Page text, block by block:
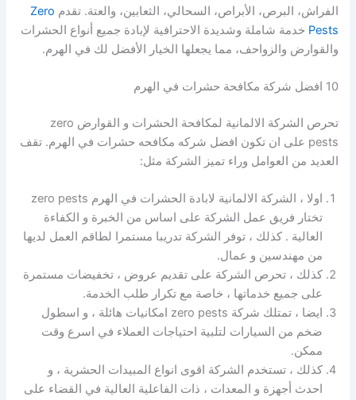
الفراش، البرص، الأبراص، السحالي، الثعابين، والعتة. تقدم Zero
Pests خدمة شاملة وشديدة الاحترافية لإبادة جميع أنواع الحشرات
والقوارض والزواحف، مما يجعلها الخيار الأفضل لك في الهرم.
10 افضل شركة مكافحة حشرات في الهرم
تحرص الشركة الالمانية لمكافحة الحشرات و القوارض zero
pests على ان تكون افضل شركه مكافحه حشرات في الهرم. تقف
العديد من العوامل وراء تميز الشركة مثل:
اولا ، الشركة الالمانية لابادة الحشرات في الهرم zero pests
تختار فريق عمل الشركة على اساس من الخبرة و الكفاءة
العالية . كذلك ، توفر الشركة تدريبا مستمرا لطاقم العمل لديها
من مهندسين و عمال.
كذلك ، تحرص الشركة على تقديم عروض ، تخفيضات مستمرة
على جميع خدماتها ، خاصة مع تكرار طلب الخدمة.
ايضا ، تمتلك شركة zero pests امكانيات هائلة ، و اسطول
ضخم من السيارات لتلبية احتياجات العملاء في اسرع وقت
ممكن.
كذلك ، تستخدم الشركة اقوى انواع المبيدات الحشرية ، و
احدث أجهزة و المعدات ، ذات الفاعلية العالية في القضاء على